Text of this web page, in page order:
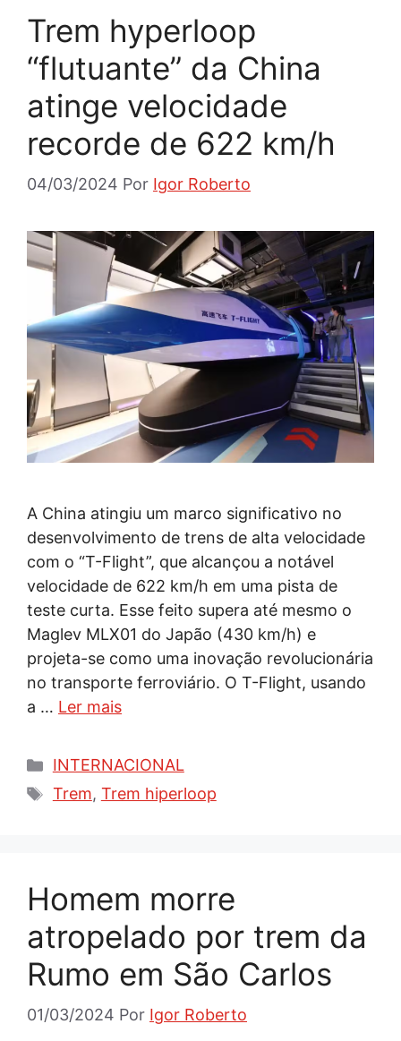
Trem hyperloop
“flutuante” da China
atinge velocidade
recorde de 622 km/h
04/03/2024 Por Igor Roberto
A China atingiu um marco significativo no
desenvolvimento de trens de alta velocidade
com o “T-Flight”, que alcançou a notável
velocidade de 622 km/h em uma pista de
teste curta. Esse feito supera até mesmo o
Maglev MLX01 do Japão (430 km/h) e
projeta-se como uma inovação revolucionária
no transporte ferroviário. O T-Flight, usando
a … Ler mais
Categorias
INTERNACIONAL
Tags
Trem, Trem hiperloop
Homem morre
atropelado por trem da
Rumo em São Carlos
01/03/2024 Por Igor Roberto